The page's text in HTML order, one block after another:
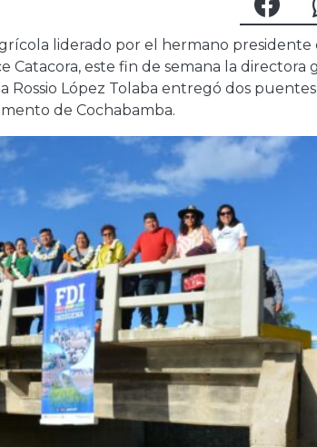
liderado por el hermano presidente
Catacora, este fin de semana la directora
Rossio López Tolaba entregó dos
de Cochabamba.